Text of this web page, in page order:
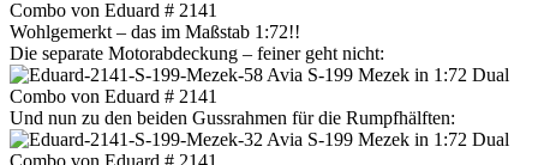
Wohlgemerkt – das im Maßstab 1:72!!
Die separate Motorabdeckung – feiner geht nicht:
Und nun zu den beiden Gussrahmen für die Rumpfhälften: